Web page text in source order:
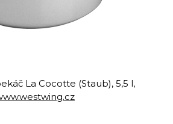
La Cocotte (Staub), 5,5 l,